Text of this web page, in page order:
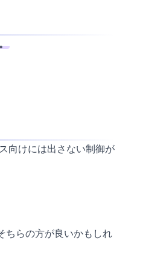
向けには出さない制御が
ちらの方が良いかもしれ